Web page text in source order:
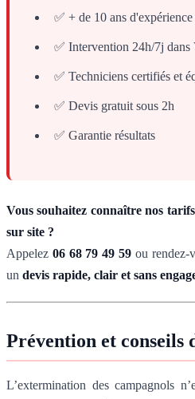
✅ + de 10 ans
✅ Intervention 24h/7j dans
✅ Techniciens certifiés et
✅ Devis gratuit sous 2h
✅ Garantie résultats
Vous souhaitez connaître nos
sur site ?
Appelez 06 68 79 49 59 ou rendez-
un devis rapide, clair et sans
Prévention et conseils
L’extermination des campagnols